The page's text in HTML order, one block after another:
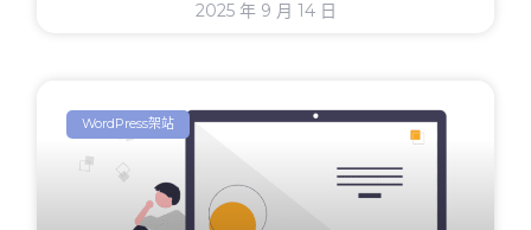
2025 年 9 月 14 日
WordPress架站